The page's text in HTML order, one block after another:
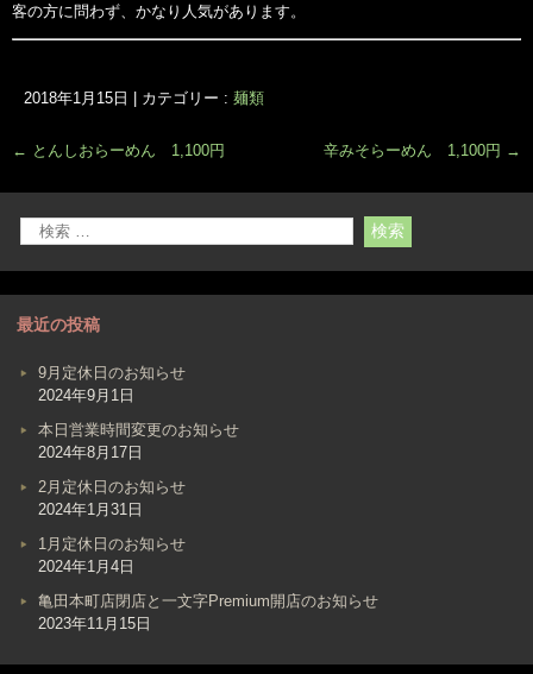
客の方に問わず、かなり人気があります。
2018年1月15日 | カテゴリー : 麺類
← とんしおらーめん 1,100円 辛みそらーめん 1,100円 →
最近の投稿
9月定休日のお知らせ
2024年9月1日
本日営業時間変更のお知らせ
2024年8月17日
2月定休日のお知らせ
2024年1月31日
1月定休日のお知らせ
2024年1月4日
亀田本町店閉店と一文字Premium開店のお知らせ
2023年11月15日